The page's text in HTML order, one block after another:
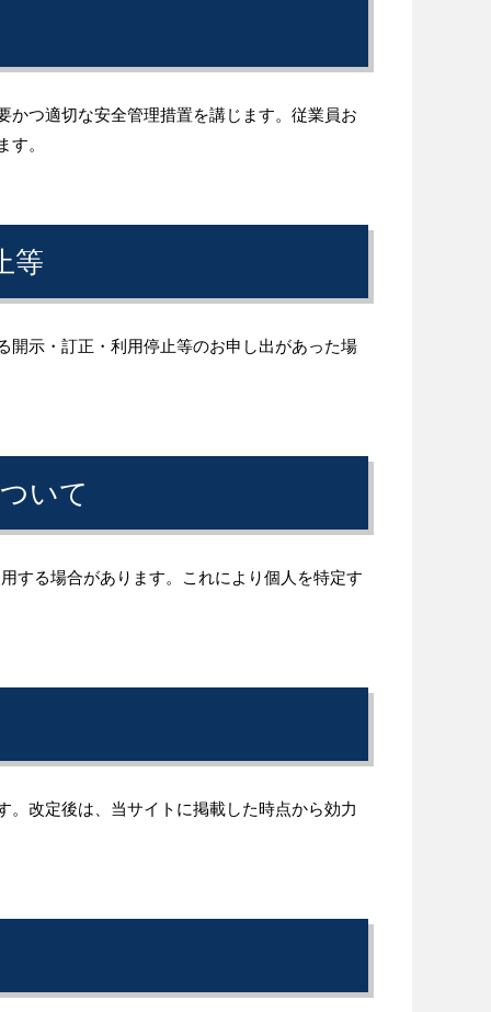
つ適切な安全管理措置を講じます。従業員お
。
等
開示・訂正・利用停止等のお申し出があった場
いて
する場合があります。これにより個人を特定す
改定後は、当サイトに掲載した時点から効力